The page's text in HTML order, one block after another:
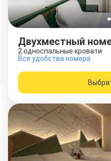
Двухместный
2 односпальные кровати
Все удобства номера